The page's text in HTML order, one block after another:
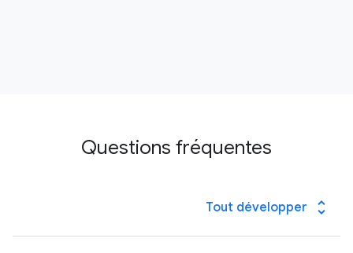
Questions fréquentes
Tout développer unfold_more